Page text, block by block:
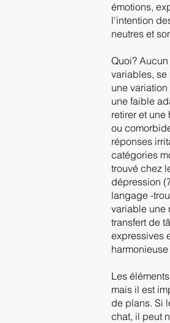
émotions,
l'intention
neutres et
Quoi?
variables, se
une
une faible
retirer et
ou
réponses
catégories
trouvé chez
dépression
langage -
variable une
transfert de
expressives
Les
mais il est
de plans. Si
chat, il peut